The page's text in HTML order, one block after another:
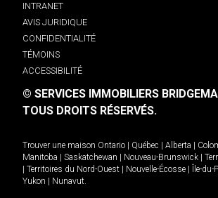
INTRANET
AVIS JURIDIQUE
CONFIDENTIALITÉ
TÉMOINS
ACCESSIBILITÉ
© SERVICES IMMOBILIERS
TOUS DROITS RÉSERVÉS.
Trouver une maison Ontario Québec Alberta
Manitoba
Saskatchewan Nouveau-Brunswick
Territoires du Nord-Ouest Nouvelle-Écosse Île-
Yukon
Nunavut.